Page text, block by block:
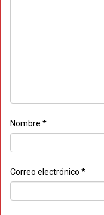
Nombre *
Correo electrónico *